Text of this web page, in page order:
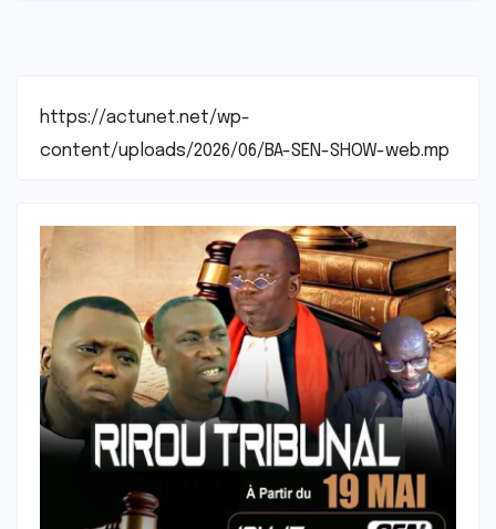
https://actunet.net/wp-
content/uploads/2026/06/BA-SEN-SHOW-web.mp